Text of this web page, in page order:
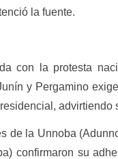
la fuente.
con la protesta
y Pergamino
de la Unnoba
confirmaron su